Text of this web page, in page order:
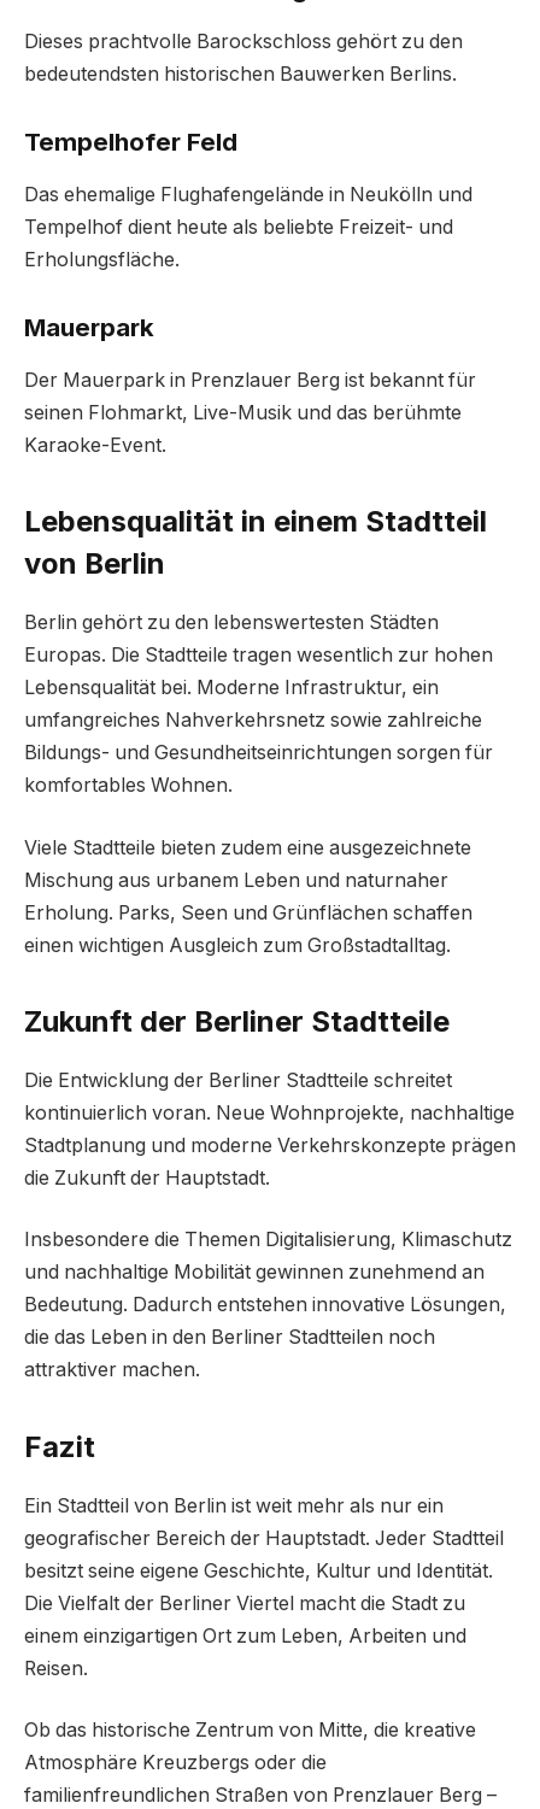
Dieses prachtvolle Barockschloss gehört zu den
bedeutendsten historischen Bauwerken Berlins.
Tempelhofer Feld
Das ehemalige Flughafengelände in Neukölln und
Tempelhof dient heute als beliebte Freizeit- und
Erholungsfläche.
Mauerpark
Der Mauerpark in Prenzlauer Berg ist bekannt für
seinen Flohmarkt, Live-Musik und das berühmte
Karaoke-Event.
Lebensqualität in einem Stadtteil
von Berlin
Berlin gehört zu den lebenswertesten Städten
Europas. Die Stadtteile tragen wesentlich zur hohen
Lebensqualität bei. Moderne Infrastruktur, ein
umfangreiches Nahverkehrsnetz sowie zahlreiche
Bildungs- und Gesundheitseinrichtungen sorgen für
komfortables Wohnen.
Viele Stadtteile bieten zudem eine ausgezeichnete
Mischung aus urbanem Leben und naturnaher
Erholung. Parks, Seen und Grünflächen schaffen
einen wichtigen Ausgleich zum Großstadtalltag.
Zukunft der Berliner Stadtteile
Die Entwicklung der Berliner Stadtteile schreitet
kontinuierlich voran. Neue Wohnprojekte, nachhaltige
Stadtplanung und moderne Verkehrskonzepte prägen
die Zukunft der Hauptstadt.
Insbesondere die Themen Digitalisierung, Klimaschutz
und nachhaltige Mobilität gewinnen zunehmend an
Bedeutung. Dadurch entstehen innovative Lösungen,
die das Leben in den Berliner Stadtteilen noch
attraktiver machen.
Fazit
Ein Stadtteil von Berlin ist weit mehr als nur ein
geografischer Bereich der Hauptstadt. Jeder Stadtteil
besitzt seine eigene Geschichte, Kultur und Identität.
Die Vielfalt der Berliner Viertel macht die Stadt zu
einem einzigartigen Ort zum Leben, Arbeiten und
Reisen.
Ob das historische Zentrum von Mitte, die kreative
Atmosphäre Kreuzbergs oder die
familienfreundlichen Straßen von Prenzlauer Berg –